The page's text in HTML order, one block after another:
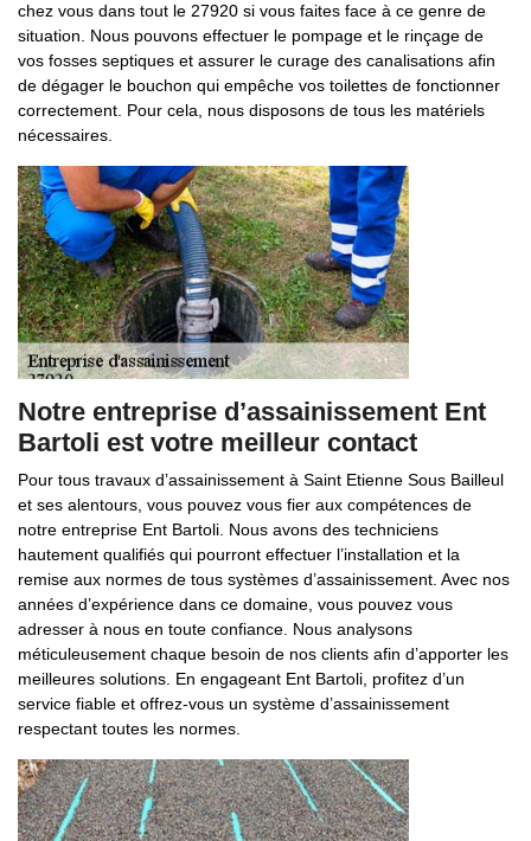
chez vous dans tout le 27920 si vous faites face à ce genre de
situation. Nous pouvons effectuer le pompage et le rinçage de
vos fosses septiques et assurer le curage des canalisations afin
de dégager le bouchon qui empêche vos toilettes de fonctionner
correctement. Pour cela, nous disposons de tous les matériels
nécessaires.
Notre entreprise d’assainissement Ent
Bartoli est votre meilleur contact
Pour tous travaux d’assainissement à Saint Etienne Sous Bailleul
et ses alentours, vous pouvez vous fier aux compétences de
notre entreprise Ent Bartoli. Nous avons des techniciens
hautement qualifiés qui pourront effectuer l’installation et la
remise aux normes de tous systèmes d’assainissement. Avec nos
années d’expérience dans ce domaine, vous pouvez vous
adresser à nous en toute confiance. Nous analysons
méticuleusement chaque besoin de nos clients afin d’apporter les
meilleures solutions. En engageant Ent Bartoli, profitez d’un
service fiable et offrez-vous un système d’assainissement
respectant toutes les normes.